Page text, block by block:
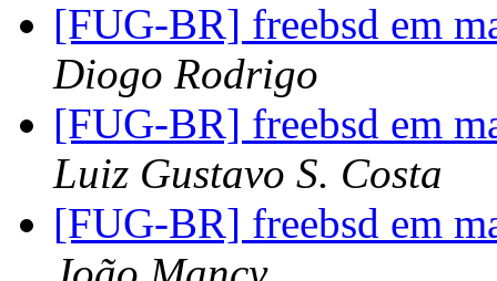
[FUG-BR] freebsd em
Diogo Rodrigo
[FUG-BR] freebsd em
Luiz Gustavo S. Costa
[FUG-BR] freebsd em